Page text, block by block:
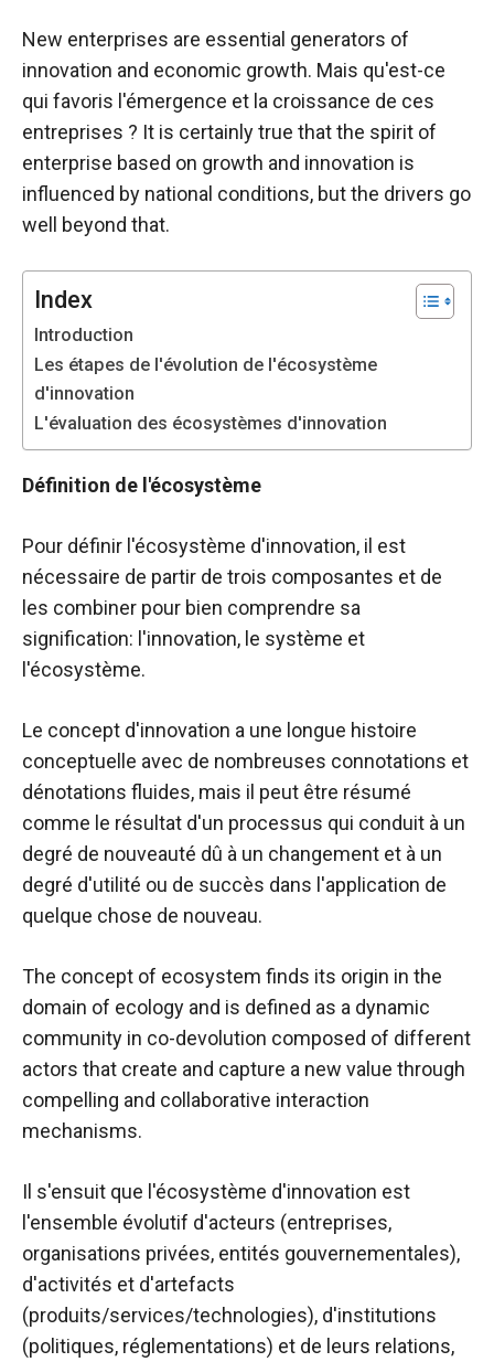
New enterprises are essential generators of
innovation and economic growth. Mais qu'est-ce
qui favoris l'émergence et la croissance de ces
entreprises ? It is certainly true that the spirit of
enterprise based on growth and innovation is
influenced by national conditions, but the drivers go
well beyond that.
Index
Introduction
Les étapes de l'évolution de l'écosystème
d'innovation
L'évaluation des écosystèmes d'innovation
Définition de l'écosystème
Pour définir l'écosystème d'innovation, il est
nécessaire de partir de trois composantes et de
les combiner pour bien comprendre sa
signification: l'innovation, le système et
l'écosystème.
Le concept d'innovation a une longue histoire
conceptuelle avec de nombreuses connotations et
dénotations fluides, mais il peut être résumé
comme le résultat d'un processus qui conduit à un
degré de nouveauté dû à un changement et à un
degré d'utilité ou de succès dans l'application de
quelque chose de nouveau.
The concept of ecosystem finds its origin in the
domain of ecology and is defined as a dynamic
community in co-devolution composed of different
actors that create and capture a new value through
compelling and collaborative interaction
mechanisms.
Il s'ensuit que l'écosystème d'innovation est
l'ensemble évolutif d'acteurs (entreprises,
organisations privées, entités gouvernementales),
d'activités et d'artefacts
(produits/services/technologies), d'institutions
(politiques, réglementations) et de leurs relations,
Necessary
These
cookies are
necessary
for the
functioning
of the
website.
Statistics
functionality
and
the
website,
depending
on how the
used.
In order for
our website
to function
at its best
during your
refuse
these
cookies,
some
functionality
disappear
from the
Marketing
By sharing
your
interests and
behaviour
while visiting